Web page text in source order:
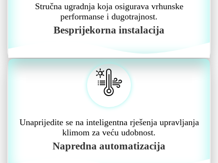
Stručna ugradnja koja osigurava vrhunske
performanse i dugotrajnost.
Besprijekorna instalacija
Unaprijedite se na inteligentna rješenja upravljanja
klimom za veću udobnost.
Napredna automatizacija